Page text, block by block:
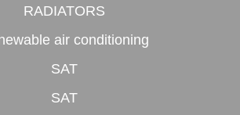
RADIATORS
air conditioning
SAT
SAT